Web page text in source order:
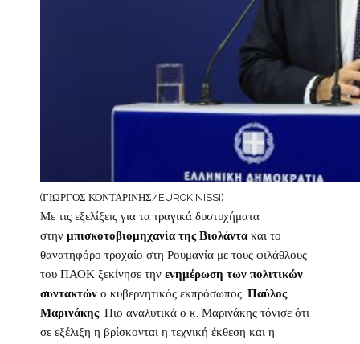
(ΓΙΩΡΓΟΣ ΚΟΝΤΑΡΙΝΗΣ/EUROKINISSI)
Με τις εξελίξεις για τα τραγικά δυστυχήματα
στηνμπισκοτοβιομηχανία της Βιολάντακαι το
θανατηφόρο τροχαίο στη Ρουμανία με τους φιλάθλους
του ΠΑΟΚ ξεκίνησε την ενημέρωση των πολιτικών
συντακτών ο κυβερνητικός εκπρόσωπος,Παύλος
Μαρινάκης. Πιο αναλυτικά ο κ. Μαρινάκης τόνισε ότι
σε εξέλιξη η βρίσκονται η τεχνική έκθεση και η